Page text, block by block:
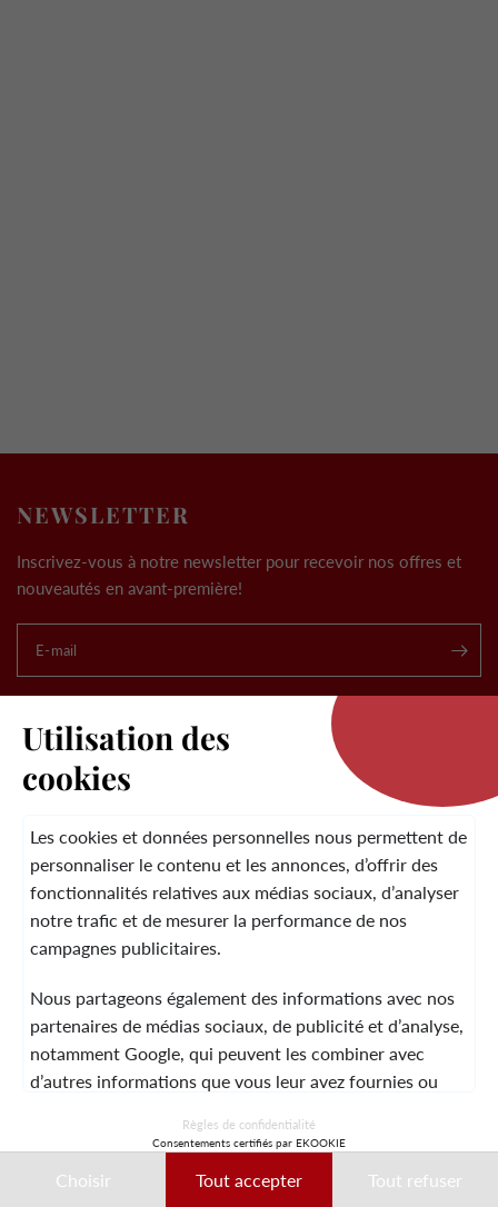
NEWSLETTER
Inscrivez-vous à notre newsletter pour recevoir nos offres et
nouveautés en avant-première!
E-mail
LA MARQUE
SERVICE CLIENT
© 2026 Laura Vita
DESIGNED BY LOBSTTER
MENTIONS LÉGALESCGVCONTACT
Utilisation des
cookies
Les cookies et données personnelles nous permettent de
personnaliser le contenu et les annonces, d’offrir des
fonctionnalités relatives aux médias sociaux, d’analyser
notre trafic et de mesurer la performance de nos
campagnes publicitaires.
Nous partageons également des informations avec nos
partenaires de médias sociaux, de publicité et d’analyse,
notamment Google, qui peuvent les combiner avec
d’autres informations que vous leur avez fournies ou
Ces données peuvent notamment être utilisées à des
Règles de confidentialité
Consentements certifiés par EKOOKIE
Choisir Tout accepter Tout refuser